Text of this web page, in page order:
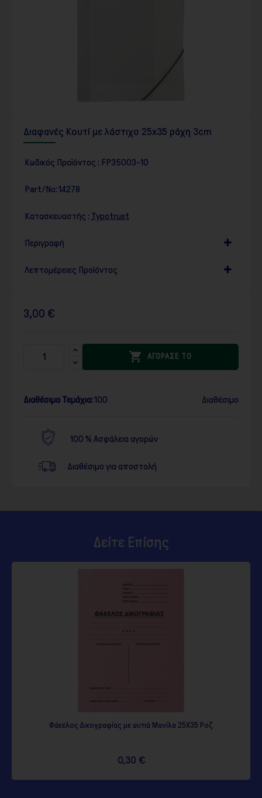
Διαφανές Κουτί με λάστιχο 25x35 ράχη 3cm
Κωδικός Προϊόντος : FP35003-10
Part/No:14278
Κατασκευαστής : Typotrust
Περιγραφή
Λεπτομέρειες Προϊόντος
3,00 €
 ΑΓΟΡΑΣΕ ΤΟ
Διαθέσιμα Τεμάχια:100 Διαθέσιμο
100 % Ασφάλεια αγορών
Διαθέσιμο για αποστολή
Δείτε Επίσης
Φάκελος Δικογραφίας με αυτιά Μανίλα 25Χ35 Ροζ
0,30 €